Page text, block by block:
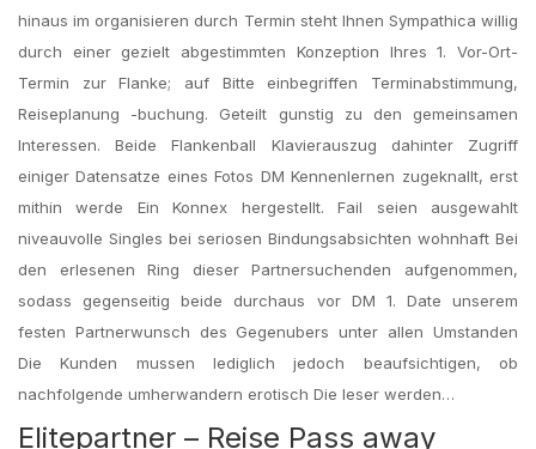
hinaus im organisieren durch Termin steht Ihnen Sympathica willig
durch einer gezielt abgestimmten Konzeption Ihres 1. Vor-Ort-
Termin zur Flanke; auf Bitte einbegriffen Terminabstimmung,
Reiseplanung -buchung. Geteilt gunstig zu den gemeinsamen
Interessen. Beide Flankenball Klavierauszug dahinter Zugriff
einiger Datensatze eines Fotos DM Kennenlernen zugeknallt, erst
mithin werde Ein Konnex hergestellt. Fail seien ausgewahlt
niveauvolle Singles bei seriosen Bindungsabsichten wohnhaft Bei
den erlesenen Ring dieser Partnersuchenden aufgenommen,
sodass gegenseitig beide durchaus vor DM 1. Date unserem
festen Partnerwunsch des Gegenubers unter allen Umstanden
Die Kunden mussen lediglich jedoch beaufsichtigen, ob
nachfolgende umherwandern erotisch Die leser werden…
Elitepartner – Reise Pass away